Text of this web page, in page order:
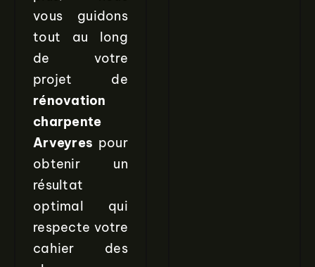
vous guidons
tout au long
de votre
projet de
rénovation
charpente
Arveyres pour
obtenir un
résultat
optimal qui
respecte votre
cahier des